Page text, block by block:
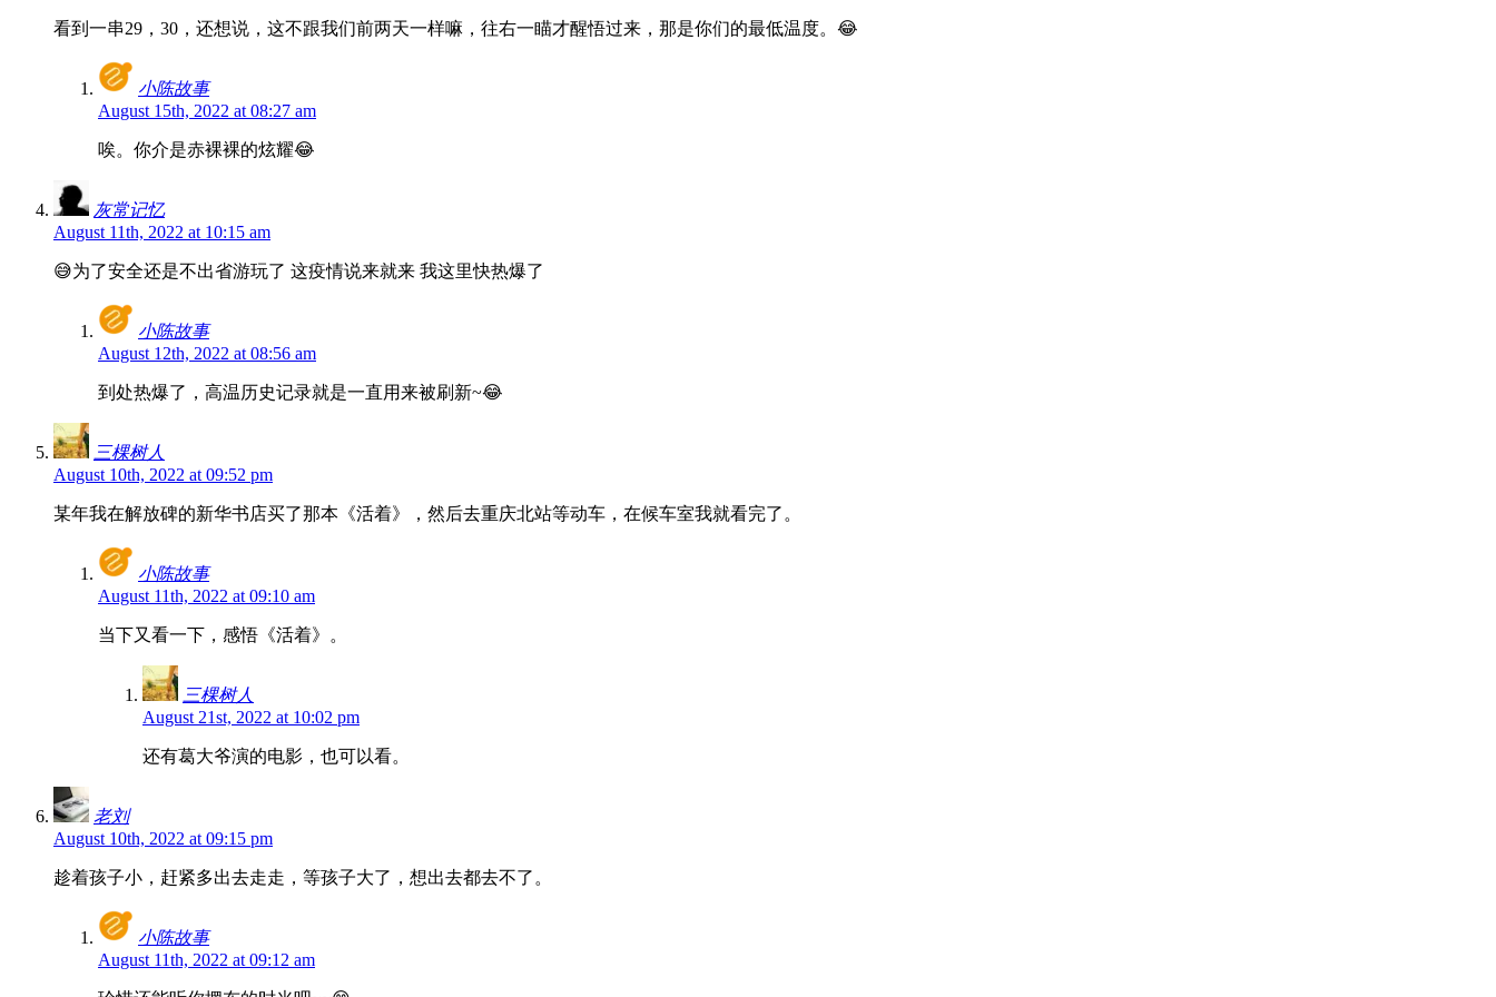
看到一串29，30，还想说，这不跟我们前两天一样嘛，往右一瞄才醒悟过来，那是你们的最低温度。😂
小陈故事
August 15th, 2022 at 08:27 am
唉。你介是赤裸裸的炫耀😂
灰常记忆
August 11th, 2022 at 10:15 am
😅为了安全还是不出省游玩了 这疫情说来就来 我这里快热爆了
小陈故事
August 12th, 2022 at 08:56 am
到处热爆了，高温历史记录就是一直用来被刷新~😂
三棵树人
August 10th, 2022 at 09:52 pm
某年我在解放碑的新华书店买了那本《活着》，然后去重庆北站等动车，在候车室我就看完了。
小陈故事
August 11th, 2022 at 09:10 am
当下又看一下，感悟《活着》。
三棵树人
August 21st, 2022 at 10:02 pm
还有葛大爷演的电影，也可以看。
老刘
August 10th, 2022 at 09:15 pm
趁着孩子小，赶紧多出去走走，等孩子大了，想出去都去不了。
小陈故事
August 11th, 2022 at 09:12 am